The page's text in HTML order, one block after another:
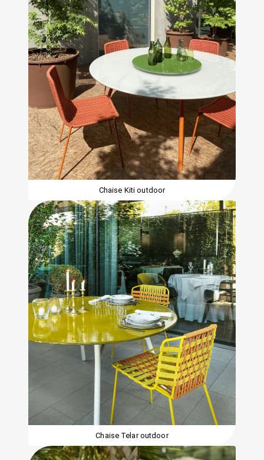
Chaise Kiti outdoor
Chaise Telar outdoor